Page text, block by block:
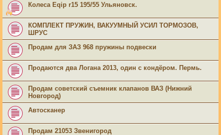
Колеса Eqip r15 195/55 Ульяновск.
КОМПЛЕКТ ПРУЖИН, ВАКУУМНЫЙ УСИЛ ТОРМОЗОВ,
ШРУС
Продам для ЗАЗ 968 пружины подвески
Продаются два Логана 2013, один с кондёром. Пермь.
Продам советский съемник клапанов ВАЗ (Нижний
Новгород)
Автосканер
Продам 21053 Звенигород